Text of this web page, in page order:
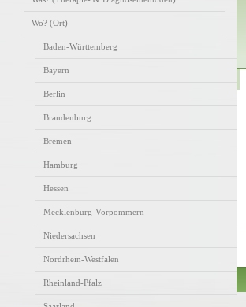
Wo? (Ort)
Baden-Württemberg
Bayern
Berlin
Brandenburg
Bremen
Hamburg
Hessen
Mecklenburg-Vorpommern
Niedersachsen
Nordrhein-Westfalen
Rheinland-Pfalz